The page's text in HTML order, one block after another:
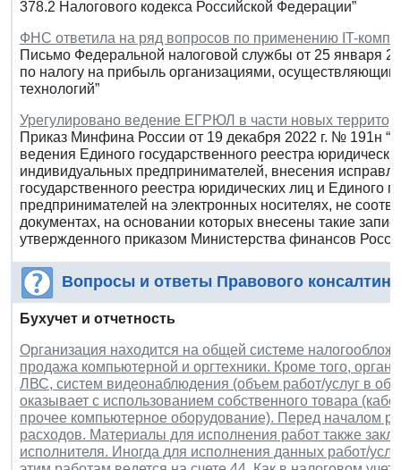
378.2 Налогового кодекса Российской Федерации”
ФНС ответила на ряд вопросов по применению IT-
Письмо Федеральной налоговой службы от 25 января
по налогу на прибыль организациями,
технологий”
Урегулировано ведение ЕГРЮЛ в части новых
Приказ Минфина России от 19 декабря 2022 г. № 191н
ведения Единого государственного реестра
индивидуальных предпринимателей, внесения
государственного реестра юридических лиц и Единого
предпринимателей на электронных носителях, не
документах, на основании которых внесены такие
утвержденного приказом Министерства финансов
Вопросы и ответы Правового
Бухучет и отчетность
Организация находится на общей системе
продажа компьютерной и оргтехники. Кроме того,
ЛВС, систем видеонаблюдения (объем работ/услуг в
оказывает с использованием собственного товара
прочее компьютерное оборудование). Перед началом
расходов. Материалы для исполнения работ также
исполнителя. Иногда для исполнения данных работ/